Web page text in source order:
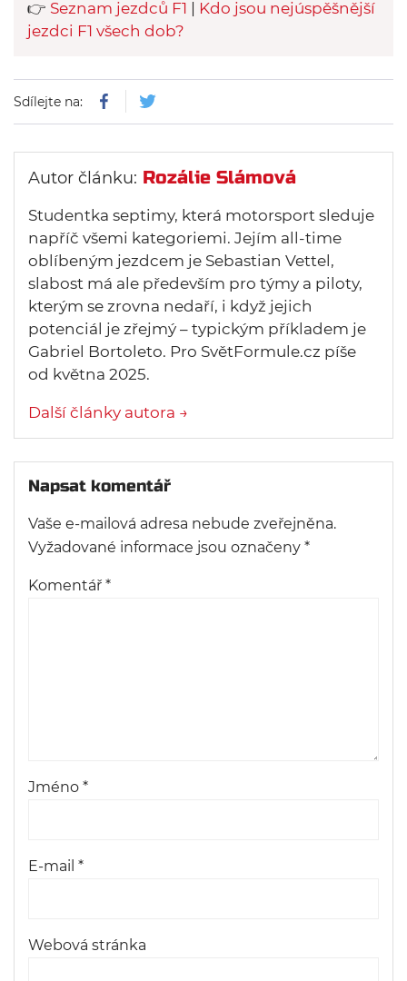
👉 Seznam jezdců F1
Kdo jsou nejúspěšnější
jezdci F1 všech dob?
Sdílejte na:
Autor článku: Rozálie Slámová
Studentka septimy, která motorsport sleduje
napříč všemi kategoriemi. Jejím all-time
oblíbeným jezdcem je Sebastian Vettel,
slabost má ale především pro týmy a piloty,
kterým se zrovna nedaří, i když jejich
potenciál je zřejmý – typickým příkladem je
Gabriel Bortoleto. Pro SvětFormule.cz píše
od května 2025.
Další články autora →
Napsat komentář
Vaše e-mailová adresa nebude zveřejněna.
Vyžadované informace jsou označeny *
Komentář *
Jméno *
E-mail *
Webová stránka